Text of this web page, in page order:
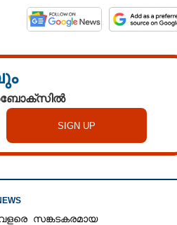
സങ്കടകരമായ
Copy Link